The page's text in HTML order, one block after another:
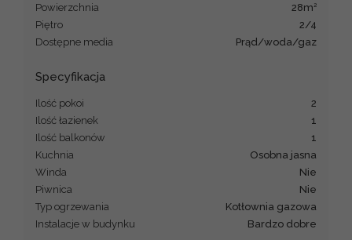
Powierzchnia
28m 2
Piętro
2/4
Dostępne media
Prąd/woda/gaz
Specyfikacja
Ilość pokoi
2
Ilość łazienek
1
Ilość balkonów
1
Kuchnia
Osobna jasna
Winda
Nie
Piwnica
Nie
Typ ogrzewania
Kotłownia gazowa
Instalacje w budynku
Bardzo dobre